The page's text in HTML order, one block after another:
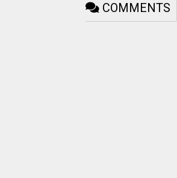
COMMENTS